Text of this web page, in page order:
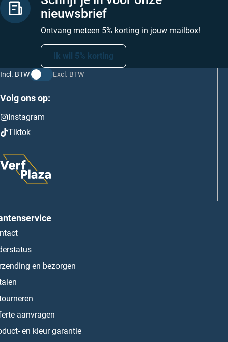
nieuwsbrief
Ontvang meteen 5% korting in jouw mailbox!
Ik wil 5% korting
Incl. BTW Excl. BTW
Volg ons op:
Instagram
Tiktok
en bezorgen
aanvragen
en kleur garantie